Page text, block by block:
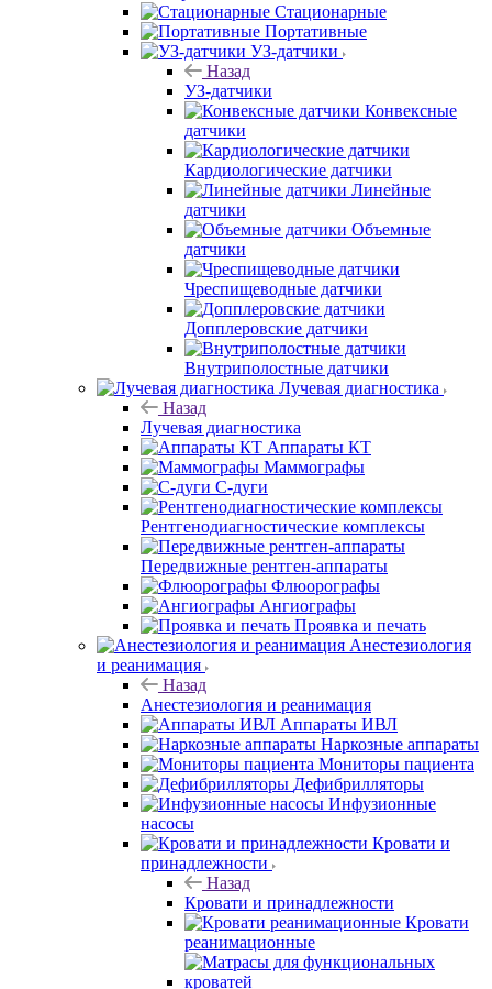
Стационарные
Портативные
УЗ-датчики
Назад
УЗ-датчики
Конвексные
датчики
Кардиологические датчики
Линейные
датчики
Объемные
датчики
Чреспищеводные датчики
Допплеровские датчики
Внутриполостные датчики
Лучевая диагностика
Назад
Лучевая диагностика
Аппараты КТ
Маммографы
С-дуги
Рентгенодиагностические комплексы
Передвижные рентген-аппараты
Флюорографы
Ангиографы
Проявка и печать
Анестезиология
и реанимация
Назад
Анестезиология и реанимация
Аппараты ИВЛ
Наркозные аппараты
Мониторы пациента
Дефибрилляторы
Инфузионные
насосы
Кровати и
принадлежности
Назад
Кровати и принадлежности
Кровати
реанимационные